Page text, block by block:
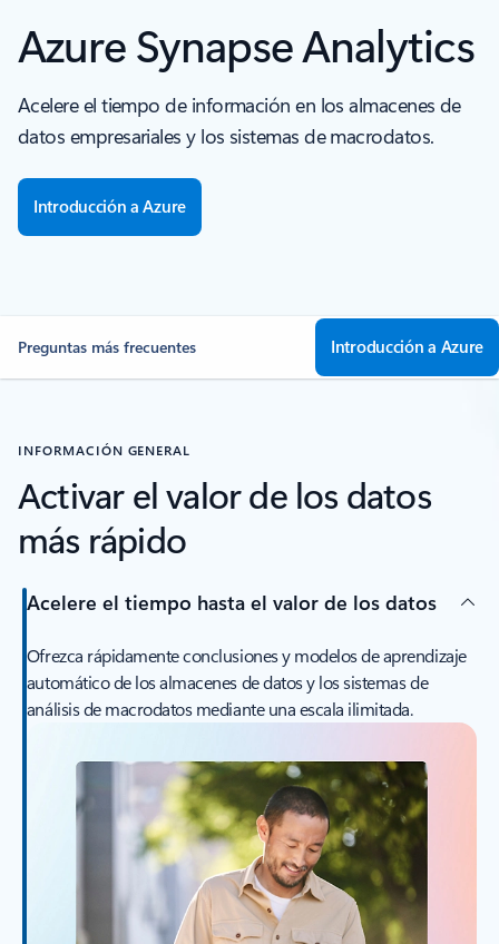
Azure Synapse Analytics
Acelere el tiempo de información en los almacenes de
datos empresariales y los sistemas de macrodatos.
Introducción a Azure
Preguntas más frecuentes Introducción a Azure
INFORMACIÓN GENERAL
Activar el valor de los datos
más rápido
Acelere el tiempo hasta el valor de los datos
Ofrezca rápidamente conclusiones y modelos de aprendizaje
automático de los almacenes de datos y los sistemas de
análisis de macrodatos mediante una escala ilimitada.